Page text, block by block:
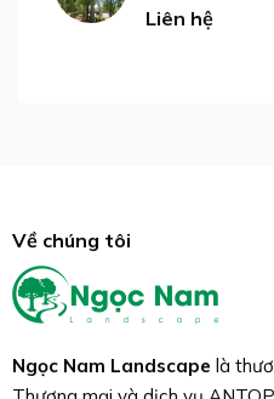
Được
Liên hệ
Về chúng tôi
Ngọc Nam Landscape là